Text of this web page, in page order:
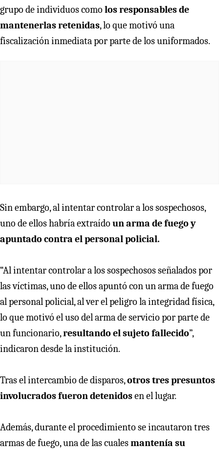
grupo de individuos como los responsables de
mantenerlas retenidas, lo que motivó una
fiscalización inmediata por parte de los uniformados.
Sin embargo, al intentar controlar a los sospechosos,
uno de ellos habría extraído un arma de fuego y
apuntado contra el personal policial.
“Al intentar controlar a los sospechosos señalados por
las víctimas, uno de ellos apuntó con un arma de fuego
al personal policial, al ver el peligro la integridad física,
lo que motivó el uso del arma de servicio por parte de
un funcionario,resultando el sujeto fallecido”,
indicaron desde la institución.
Tras el intercambio de disparos,otros tres presuntos
involucrados fueron detenidosen el lugar.
Además, durante el procedimiento se incautaron tres
armas de fuego, una de las cualesmantenía su